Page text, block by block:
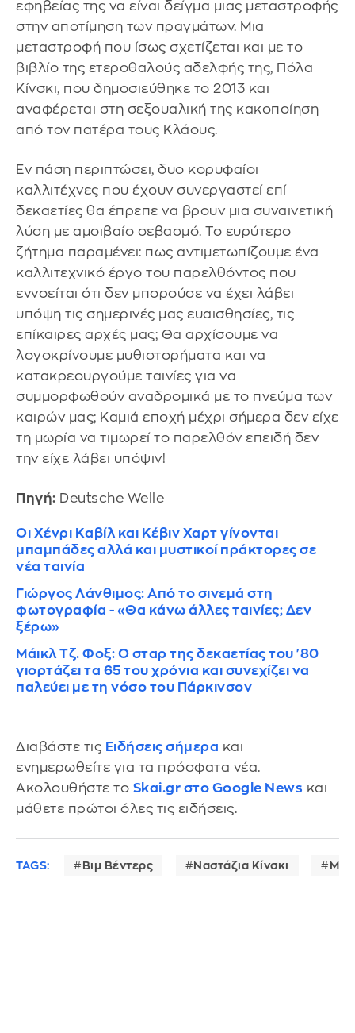
εφηβείας της να είναι δείγμα μιας μεταστροφής
στην αποτίμηση των πραγμάτων. Μια
μεταστροφή που ίσως σχετίζεται και με το
βιβλίο της ετεροθαλούς αδελφής της, Πόλα
Κίνσκι, που δημοσιεύθηκε το 2013 και
αναφέρεται στη σεξουαλική της κακοποίηση
από τον πατέρα τους Κλάους.
Εν πάση περιπτώσει, δυο κορυφαίοι
καλλιτέχνες που έχουν συνεργαστεί επί
δεκαετίες θα έπρεπε να βρουν μια συναινετική
λύση με αμοιβαίο σεβασμό. Το ευρύτερο
ζήτημα παραμένει: πως αντιμετωπίζουμε ένα
καλλιτεχνικό έργο του παρελθόντος που
εννοείται ότι δεν μπορούσε να έχει λάβει
υπόψη τις σημερινές μας ευαισθησίες, τις
επίκαιρες αρχές μας; Θα αρχίσουμε να
λογοκρίνουμε μυθιστορήματα και να
κατακρεουργούμε ταινίες για να
συμμορφωθούν αναδρομικά με το πνεύμα των
καιρών μας; Καμιά εποχή μέχρι σήμερα δεν είχε
τη μωρία να τιμωρεί το παρελθόν επειδή δεν
την είχε λάβει υπόψιν!
Πηγή: Deutsche Welle
Οι Χένρι Καβίλ και Κέβιν Χαρτ γίνονται
μπαμπάδες αλλά και μυστικοί πράκτορες σε
νέα ταινία
Γιώργος Λάνθιμος: Από το σινεμά στη
φωτογραφία - «Θα κάνω άλλες ταινίες; Δεν
ξέρω»
Μάικλ Τζ. Φοξ: Ο σταρ της δεκαετίας του '80
γιορτάζει τα 65 του χρόνια και συνεχίζει να
παλεύει με τη νόσο του Πάρκινσον
Διαβάστε τις Ειδήσεις σήμερα και
ενημερωθείτε για τα πρόσφατα νέα.
Ακολουθήστε το Skai.gr στο Google News και
μάθετε πρώτοι όλες τις ειδήσεις.
TAGS: Βιμ Βέντερς Ναστάζια Κίνσκι